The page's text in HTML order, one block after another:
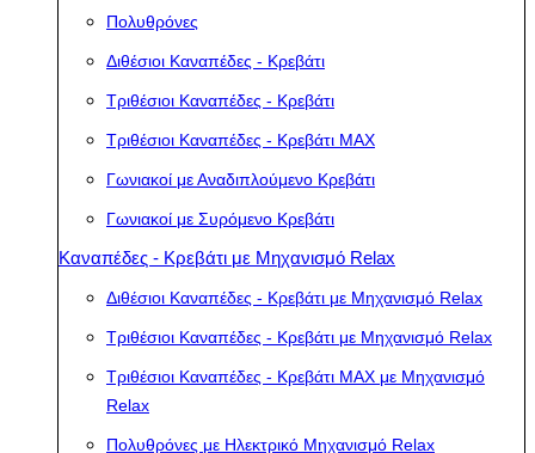
Πολυθρόνες
Διθέσιοι Καναπέδες - Κρεβάτι
Τριθέσιοι Καναπέδες - Κρεβάτι
Τριθέσιοι Καναπέδες - Κρεβάτι MAX
Γωνιακοί με Αναδιπλούμενο Κρεβάτι
Γωνιακοί με Συρόμενο Κρεβάτι
Καναπέδες - Κρεβάτι με Μηχανισμό Relax
Διθέσιοι Καναπέδες - Κρεβάτι με Μηχανισμό Relax
Τριθέσιοι Καναπέδες - Κρεβάτι με Μηχανισμό Relax
Τριθέσιοι Καναπέδες - Κρεβάτι MAX με Μηχανισμό
Relax
Πολυθρόνες με Ηλεκτρικό Μηχανισμό Relax